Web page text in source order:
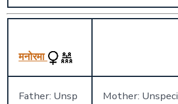
मनोरमा
Father: Unsp
Mother: Unspeci